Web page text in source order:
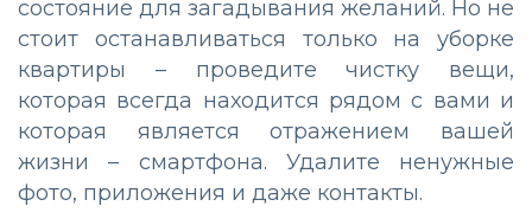
состояние для загадывания желаний. Но не
стоит останавливаться только на уборке
квартиры – проведите чистку вещи,
которая всегда находится рядом с вами и
которая является отражением вашей
жизни – смартфона. Удалите ненужные
фото, приложения и даже контакты.